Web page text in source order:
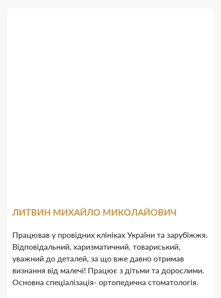
ЛИТВИН МИХАЙЛО МИКОЛАЙОВИЧ
Працював у провідних клініках України та зарубіжжя.
Відповідальний, харизматичний, товариський,
уважний до деталей, за що вже давно отримав
визнання від малечі! Працює з дітьми та дорослими.
Основна спеціалізація- ортопедична стоматологія.